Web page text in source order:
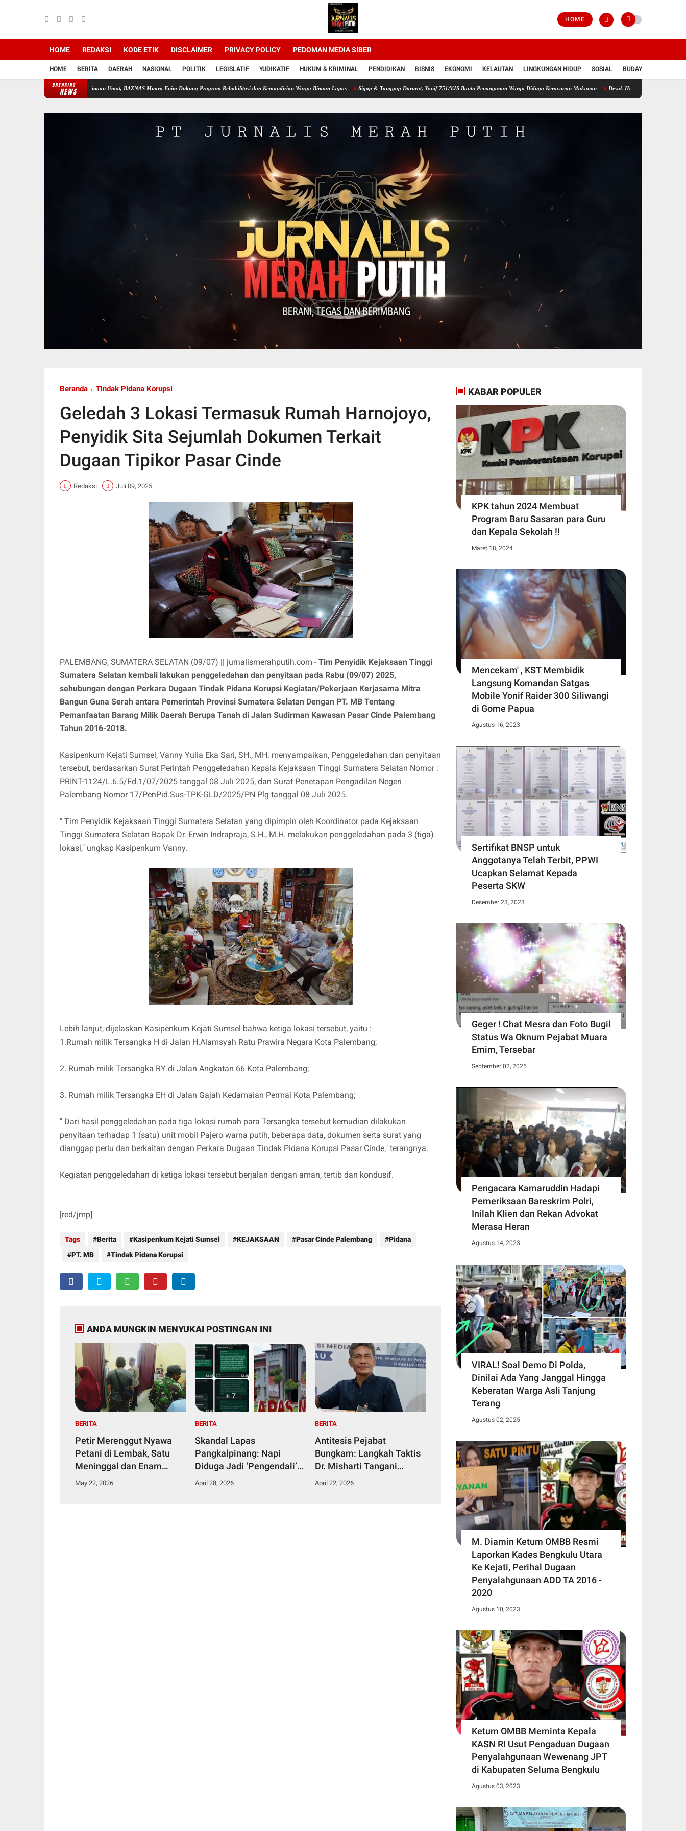
HOME
HOME REDAKSI KODE ETIK DISCLAIMER PRIVACY POLICY PEDOMAN MEDIA SIBER
HOME BERITA DAERAH NASIONAL POLITIK LEGISLATIF YUDIKATIF HUKUM & KRIMINAL PENDIDIKAN BISNIS EKONOMI KELAUTAN LINGKUNGAN HIDUP SOSIAL BUDAYA
BREAKING
NEWS
Perkuat Sinergi Pembinaan Umat, BAZNAS Muara Enim Dukung Program Rehabilitasi dan Kemandirian Warga Binaan Lapas Sigap & Tanggap Darurat, Yonif 751/VJS Bantu Penanganan Warga Diduga Keracunan Makanan Desak Hotman Paris Minta Maaf Terbuka,
Beranda Tindak Pidana Korupsi
Geledah 3 Lokasi Termasuk Rumah Harnojoyo,
Penyidik Sita Sejumlah Dokumen Terkait
Dugaan Tipikor Pasar Cinde
Redaksi Juli 09, 2025
PALEMBANG, SUMATERA SELATAN (09/07) || jurnalismerahputih.com - Tim Penyidik Kejaksaan Tinggi
Sumatera Selatan kembali lakukan penggeledahan dan penyitaan pada Rabu (09/07) 2025,
sehubungan dengan Perkara Dugaan Tindak Pidana Korupsi Kegiatan/Pekerjaan Kerjasama Mitra
Bangun Guna Serah antara Pemerintah Provinsi Sumatera Selatan Dengan PT. MB Tentang
Pemanfaatan Barang Milik Daerah Berupa Tanah di Jalan Sudirman Kawasan Pasar Cinde Palembang
Tahun 2016-2018.
Kasipenkum Kejati Sumsel, Vanny Yulia Eka Sari, SH., MH. menyampaikan, Penggeledahan dan penyitaan
tersebut, berdasarkan Surat Perintah Penggeledahan Kepala Kejaksaan Tinggi Sumatera Selatan Nomor :
PRINT-1124/L.6.5/Fd.1/07/2025 tanggal 08 Juli 2025, dan Surat Penetapan Pengadilan Negeri
Palembang Nomor 17/PenPid.Sus-TPK-GLD/2025/PN Plg tanggal 08 Juli 2025.
" Tim Penyidik Kejaksaan Tinggi Sumatera Selatan yang dipimpin oleh Koordinator pada Kejaksaan
Tinggi Sumatera Selatan Bapak Dr. Erwin Indrapraja, S.H., M.H. melakukan penggeledahan pada 3 (tiga)
lokasi," ungkap Kasipenkum Vanny.
Lebih lanjut, dijelaskan Kasipenkum Kejati Sumsel bahwa ketiga lokasi tersebut, yaitu :
1.Rumah milik Tersangka H di Jalan H.Alamsyah Ratu Prawira Negara Kota Palembang;
2. Rumah milik Tersangka RY di Jalan Angkatan 66 Kota Palembang;
3. Rumah milik Tersangka EH di Jalan Gajah Kedamaian Permai Kota Palembang;
" Dari hasil penggeledahan pada tiga lokasi rumah para Tersangka tersebut kemudian dilakukan
penyitaan terhadap 1 (satu) unit mobil Pajero warna putih, beberapa data, dokumen serta surat yang
dianggap perlu dan berkaitan dengan Perkara Dugaan Tindak Pidana Korupsi Pasar Cinde," terangnya.
Kegiatan penggeledahan di ketiga lokasi tersebut berjalan dengan aman, tertib dan kondusif.
[red/jmp]
Tags Berita Kasipenkum Kejati Sumsel KEJAKSAAN Pasar Cinde Palembang
Pidana
PT. MB
Tindak Pidana Korupsi
ANDA MUNGKIN MENYUKAI POSTINGAN INI
BERITA
Petir Merenggut Nyawa
Petani di Lembak, Satu
Meninggal dan Enam
Dirawat Intensif
May 22, 2026
BERITA
Skandal Lapas
Pangkalpinang: Napi
Diduga Jadi ‘Pengendali’
Narkotika dari Kamar
April 28, 2026
BERITA
Antitesis Pejabat
Bungkam: Langkah Taktis
Dr. Misharti Tangani
Skandal Belatung Tuai
April 22, 2026
KABAR POPULER
KPK tahun 2024 Membuat
Program Baru Sasaran para Guru
dan Kepala Sekolah !!
Maret 18, 2024
Mencekam' , KST Membidik
Langsung Komandan Satgas
Mobile Yonif Raider 300 Siliwangi
di Gome Papua
Agustus 16, 2023
Sertifikat BNSP untuk
Anggotanya Telah Terbit, PPWI
Ucapkan Selamat Kepada
Peserta SKW
Desember 23, 2023
Geger ! Chat Mesra dan Foto Bugil
Status Wa Oknum Pejabat Muara
Emim, Tersebar
September 02, 2025
Pengacara Kamaruddin Hadapi
Pemeriksaan Bareskrim Polri,
Inilah Klien dan Rekan Advokat
Merasa Heran
Agustus 14, 2023
VIRAL! Soal Demo Di Polda,
Dinilai Ada Yang Janggal Hingga
Keberatan Warga Asli Tanjung
Terang
Agustus 02, 2025
M. Diamin Ketum OMBB Resmi
Laporkan Kades Bengkulu Utara
Ke Kejati, Perihal Dugaan
Penyalahgunaan ADD TA 2016 -
2020
Agustus 10, 2023
Ketum OMBB Meminta Kepala
KASN RI Usut Pengaduan Dugaan
Penyalahgunaan Wewenang JPT
di Kabupaten Seluma Bengkulu
Agustus 03, 2023